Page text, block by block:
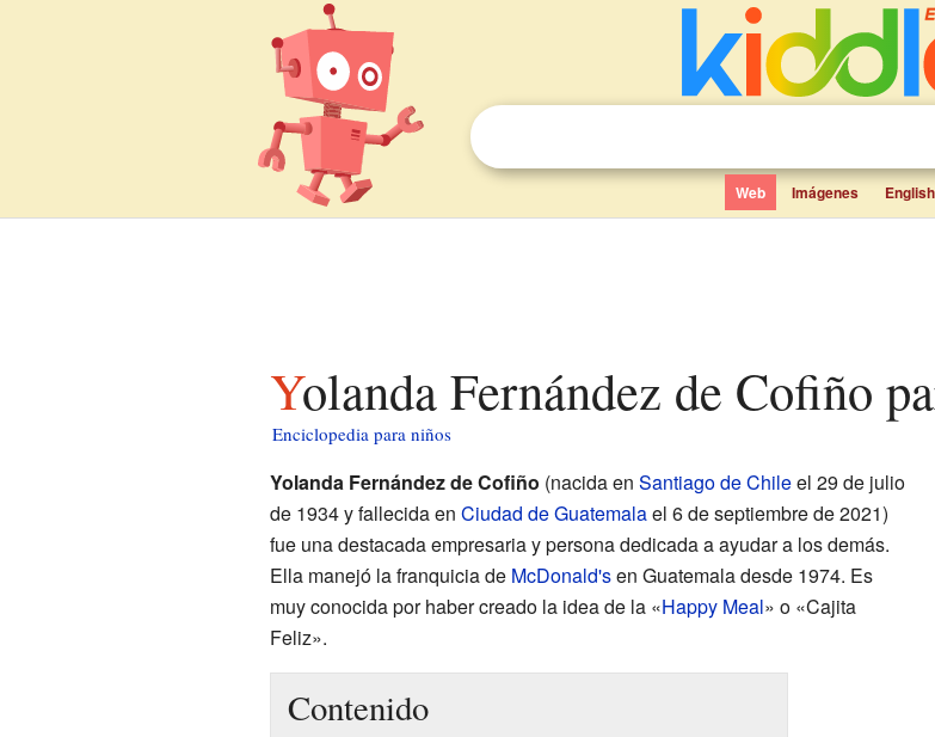
Web Imágenes English
Yolanda Fernández de Cofiño
Enciclopedia para niños
Yolanda Fernández de Cofiño (nacida en Santiago de Chileel 29 de julio
de 1934 y fallecida en Ciudad de Guatemalael 6 de septiembre de 2021)
fue una destacada empresaria y persona dedicada a ayudar a los demás.
Ella manejó la franquicia de McDonald'sen Guatemala desde 1974. Es
muy conocida por haber creado la idea de la «Happy Meal» o «Cajita
Feliz».
Contenido